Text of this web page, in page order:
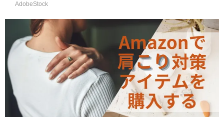
AdobeStock